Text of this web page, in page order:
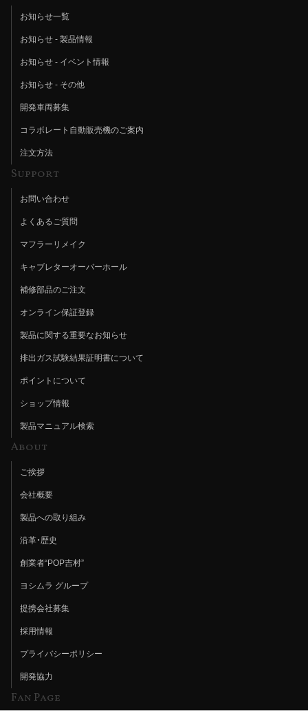
お知らせ一覧
お知らせ - 製品情報
お知らせ - イベント情報
お知らせ - その他
開発車両募集
コラボレート自動販売機のご案内
注文方法
Support
お問い合わせ
よくあるご質問
マフラーリメイク
キャブレターオーバーホール
補修部品のご注文
オンライン保証登録
製品に関する重要なお知らせ
排出ガス試験結果証明書について
ポイントについて
ショップ情報
製品マニュアル検索
About
ご挨拶
会社概要
製品への取り組み
沿革・歴史
創業者“POP吉村”
ヨシムラ グループ
提携会社募集
採用情報
プライバシーポリシー
開発協力
Fan Page